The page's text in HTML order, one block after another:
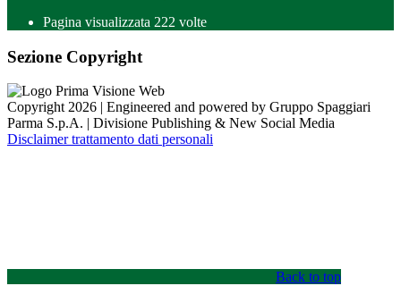
Pagina visualizzata 222 volte
Sezione Copyright
Copyright 2026 | Engineered and powered by Gruppo Spaggiari
Parma S.p.A. | Divisione Publishing & New Social Media
Disclaimer trattamento dati personali
Back to top